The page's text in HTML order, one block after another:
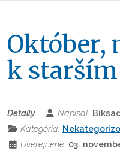
Október,
k starším
Detaily Napísal:
Kategória:
Uverejnené: 03.